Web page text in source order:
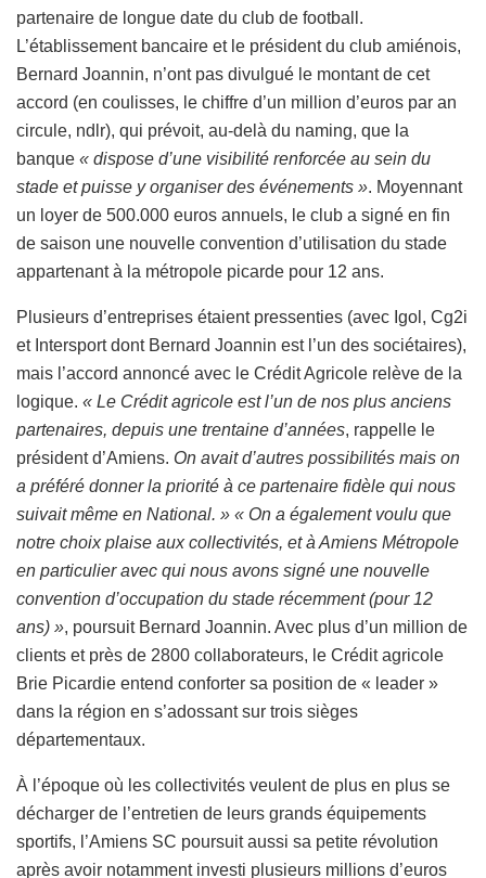
partenaire de longue date du club de football.
L’établissement bancaire et le président du club amiénois,
Bernard Joannin, n’ont pas divulgué le montant de cet
accord (en coulisses, le chiffre d’un million d’euros par an
circule, ndlr), qui prévoit, au-delà du naming, que la
banque « dispose d’une visibilité renforcée au sein du
stade et puisse y organiser des événements ». Moyennant
un loyer de 500.000 euros annuels, le club a signé en fin
de saison une nouvelle convention d’utilisation du stade
appartenant à la métropole picarde pour 12 ans.
Plusieurs d’entreprises étaient pressenties (avec Igol, Cg2i
et Intersport dont Bernard Joannin est l’un des sociétaires),
mais l’accord annoncé avec le Crédit Agricole relève de la
logique. « Le Crédit agricole est l’un de nos plus anciens
partenaires, depuis une trentaine d’années, rappelle le
président d’Amiens. On avait d’autres possibilités mais on
a préféré donner la priorité à ce partenaire fidèle qui nous
suivait même en National. » « On a également voulu que
notre choix plaise aux collectivités, et à Amiens Métropole
en particulier avec qui nous avons signé une nouvelle
convention d’occupation du stade récemment (pour 12
ans) », poursuit Bernard Joannin. Avec plus d’un million de
clients et près de 2800 collaborateurs, le Crédit agricole
Brie Picardie entend conforter sa position de « leader »
dans la région en s’adossant sur trois sièges
départementaux.
À l’époque où les collectivités veulent de plus en plus se
décharger de l’entretien de leurs grands équipements
sportifs, l’Amiens SC poursuit aussi sa petite révolution
après avoir notamment investi plusieurs millions d’euros